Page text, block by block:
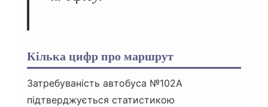
Кілька цифр про маршрут
Затребуваність автобуса №102А
підтверджується статистикою